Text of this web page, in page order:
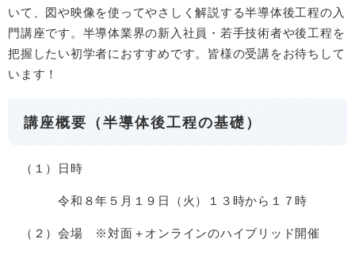
いて、図や映像を使ってやさしく解説する半導体後工程の入
門講座です。半導体業界の新入社員・若手技術者や後工程を
把握したい初学者におすすめです。皆様の受講をお待ちして
います！
講座概要（半導体後工程の基礎）
（１）日時
令和８年５月１９日（火）１３時から１７時
（２）会場 ※対面＋オンラインのハイブリッド開催